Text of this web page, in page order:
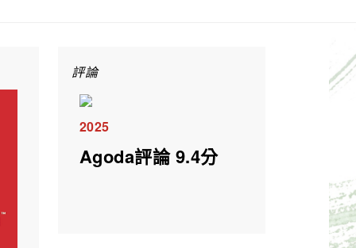
評論
2025
Agoda評論 9.4分